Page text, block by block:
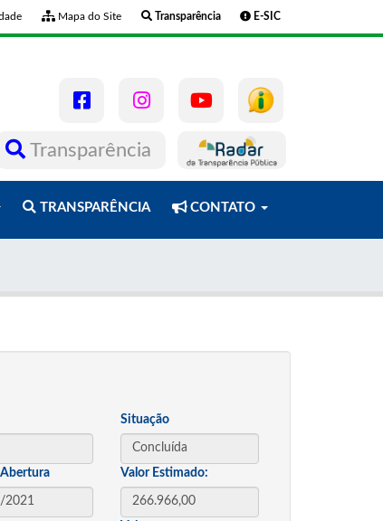
Mapa do Site Transparência E-SIC
Transparência
TRANSPARÊNCIA CONTATO
Situação
Abertura Valor Estimado: